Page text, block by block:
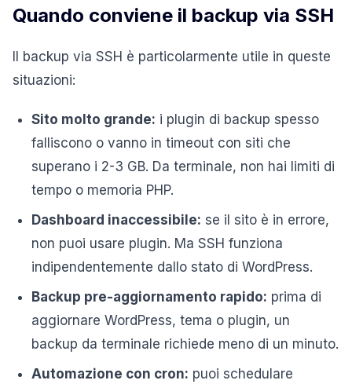
Quando conviene il backup via SSH
Il backup via SSH è particolarmente utile in queste
situazioni:
Sito molto grande: i plugin di backup spesso
falliscono o vanno in timeout con siti che
superano i 2-3 GB. Da terminale, non hai limiti di
tempo o memoria PHP.
Dashboard inaccessibile: se il sito è in errore,
non puoi usare plugin. Ma SSH funziona
indipendentemente dallo stato di WordPress.
Backup pre-aggiornamento rapido: prima di
aggiornare WordPress, tema o plugin, un
backup da terminale richiede meno di un minuto.
Automazione con cron: puoi schedulare